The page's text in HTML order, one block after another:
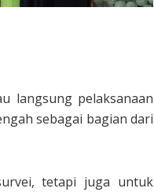
langsung pelaksanaan
sebagai bagian dari
tetapi juga untuk